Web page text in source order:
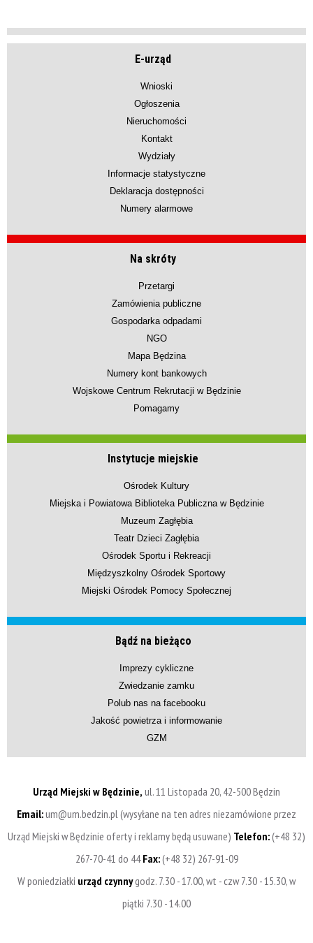
E-urząd
Wnioski
Ogłoszenia
Nieruchomości
Kontakt
Wydziały
Informacje statystyczne
Deklaracja dostępności
Numery alarmowe
Na skróty
Przetargi
Zamówienia publiczne
Gospodarka odpadami
NGO
Mapa Będzina
Numery kont bankowych
Wojskowe Centrum Rekrutacji w Będzinie
Pomagamy
Instytucje miejskie
Ośrodek Kultury
Miejska i Powiatowa Biblioteka Publiczna w Będzinie
Muzeum Zagłębia
Teatr Dzieci Zagłębia
Ośrodek Sportu i Rekreacji
Międzyszkolny Ośrodek Sportowy
Miejski Ośrodek Pomocy Społecznej
Bądź na bieżąco
Imprezy cykliczne
Zwiedzanie zamku
Polub nas na facebooku
Jakość powietrza i informowanie
GZM
Urząd Miejski w Będzinie, ul. 11 Listopada 20, 42-500 Będzin
Email:um@um.bedzin.pl (wysyłane na ten adres niezamówione przez
Urząd Miejski w Będzinie oferty i reklamy będą usuwane) Telefon:(+48 32)
267-70-41 do 44Fax:(+48 32) 267-91-09
W poniedziałki urząd czynnygodz. 7.30 - 17.00, wt - czw 7.30 - 15.30, w
piątki 7.30 - 14.00